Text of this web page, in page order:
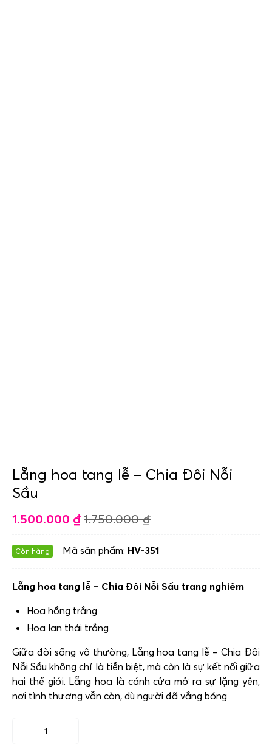
Lẵng hoa tang lễ – Chia Đôi Nỗi
Sầu
1.500.000 ₫ 1.750.000₫
Còn hàng Mã sản phẩm: HV-351
Lẵng hoa tang lễ – Chia Đôi Nỗi Sầu trang nghiêm
Hoa hồng trắng
Hoa lan thái trắng
Giữa đời sống vô thường, Lẵng hoa tang lễ – Chia Đôi
Nỗi Sầu không chỉ là tiễn biệt, mà còn là sự kết nối giữa
hai thế giới. Lẵng hoa là cánh cửa mở ra sự lặng yên,
nơi tình thương vẫn còn, dù người đã vắng bóng
Lẵng